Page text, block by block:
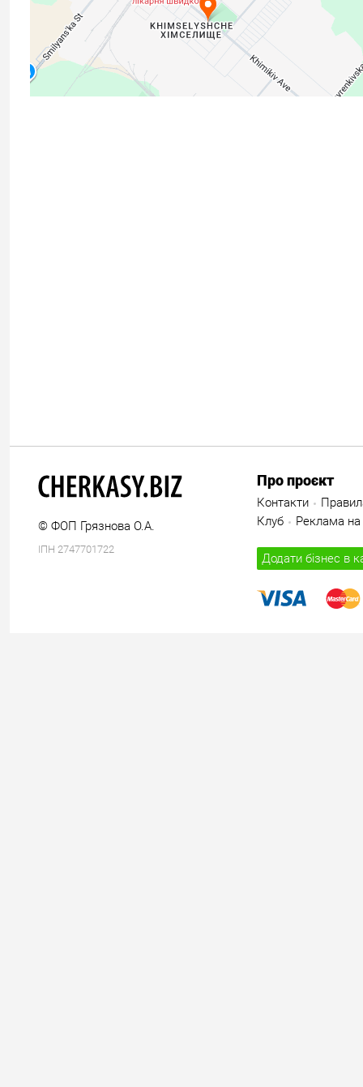
© ФОП Грязнова О.А.
ІПН 2747701722
Про проєкт
Контакти
Клуб
Реклама на
Додати бізнес в